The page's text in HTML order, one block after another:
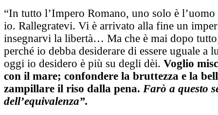
“In tutto l’Impero Romano, uno solo è
io. Rallegratevi. Vi è arrivato alla fine un
insegnarvi la libertà… Ma che è mai dopo
perché io debba desiderare di essere uguale a
oggi io desidero è più su degli dèi. Voglio
con il mare; confondere la bruttezza e la
zampillare il riso dalla pena. Farò a questo
dell’equivalenza”.